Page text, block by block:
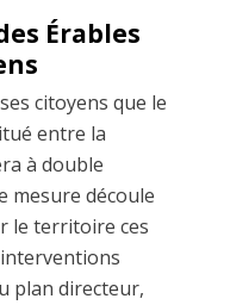
Érables
citoyens que le
entre la
à double
mesure découle
le territoire ces
plan directeur,